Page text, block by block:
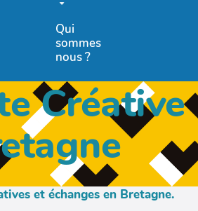
Qui
sommes
nous ?
Créative
et échanges en Bretagne.